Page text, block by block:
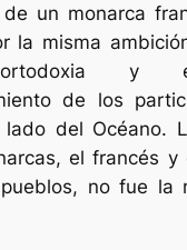
de un monarca
la misma
y
de los
del Océano.
el francés
no fue la